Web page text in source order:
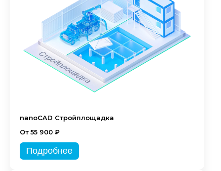
nanoCAD Стройплощадка
От 55 900 ₽
Подробнее